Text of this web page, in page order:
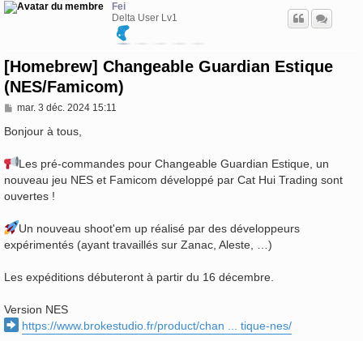
Fei
Delta User Lv1
[Homebrew] Changeable Guardian Estique
(NES/Famicom)
M
s
g
mar. 3 déc. 2024 15:11
Bonjour à tous,
Les pré-commandes pour Changeable Guardian Estique, un
nouveau jeu NES et Famicom développé par Cat Hui Trading sont
ouvertes !
Un nouveau shoot'em up réalisé par des développeurs
expérimentés (ayant travaillés sur Zanac, Aleste, …)
Les expéditions débuteront à partir du 16 décembre.
Version NES
https://www.brokestudio.fr/product/chan ... tique-nes/